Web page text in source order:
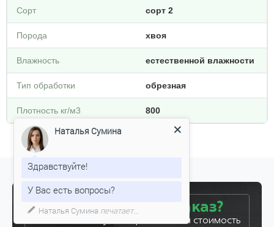
Сорт сорт 2
Порода хвоя
Влажность естественной влажности
Тип обработки обрезная
Плотность кг/м3 800
Готовы сделать заказ?
Оставьте заявку, и мы рассчитаем стоимость
Наталья Сумина
Здравствуйте!
У Вас есть вопросы?
Наталья Сумина печатает...